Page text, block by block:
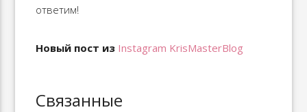
ответим!
Новый пост из Instagram KrisMasterBlog
Связанные